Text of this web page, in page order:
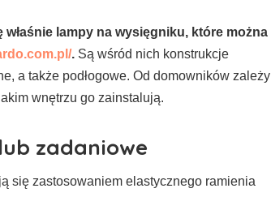
lampy na wysięgniku, które można
. Są wśród nich konstrukcje
a także podłogowe. Od domowników zależy
wnętrzu go zainstalują.
zadaniowe
się zastosowaniem elastycznego ramienia